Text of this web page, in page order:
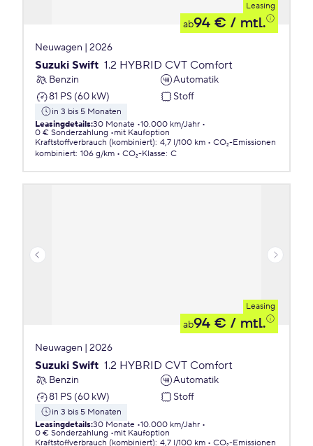
Leasing
ab94 € / mtl.
Neuwagen | 2026
Suzuki Swift 1.2 HYBRID CVT Comfort
Benzin
Automatik
81 PS (60 kW)
Stoff
in 3 bis 5 Monaten
Leasingdetails:30 Monate 10.000 km/Jahr
0 € Sonderzahlung
mit Kaufoption
Kraftstoffverbrauch (kombiniert): 4,7 l/100 km
CO₂-Emissionen
kombiniert: 106 g/km CO₂-Klasse: C
Leasing
ab94 € / mtl.
Neuwagen | 2026
Suzuki Swift 1.2 HYBRID CVT Comfort
Benzin
Automatik
81 PS (60 kW)
Stoff
in 3 bis 5 Monaten
Leasingdetails:30 Monate 10.000 km/Jahr
0 € Sonderzahlung
mit Kaufoption
Kraftstoffverbrauch (kombiniert): 4,7 l/100 km CO₂-Emissionen